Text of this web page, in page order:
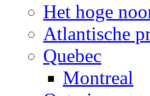
Het hoge
Atlantische
Quebec
Montreal